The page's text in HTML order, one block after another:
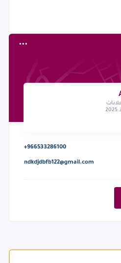
+966533286100
ndkdjdbfb122@gmail.com